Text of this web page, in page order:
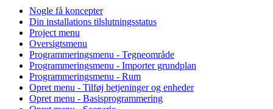
Nogle få koncepter
Din installations tilslutningsstatus
Project menu
Oversigtsmenu
Programmeringsmenu - Tegneområde
Programmeringsmenu - Importer grundplan
Programmeringsmenu - Rum
Opret menu - Tilføj betjeninger og enheder
Opret menu - Basisprogrammering